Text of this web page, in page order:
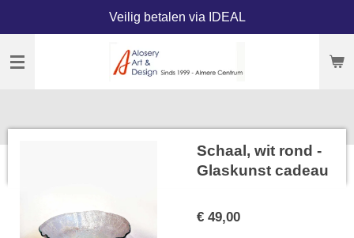
naar
Veilig betalen via IDEAL
Schaal, wit rond -
Glaskunst cadeau
€ 49,00